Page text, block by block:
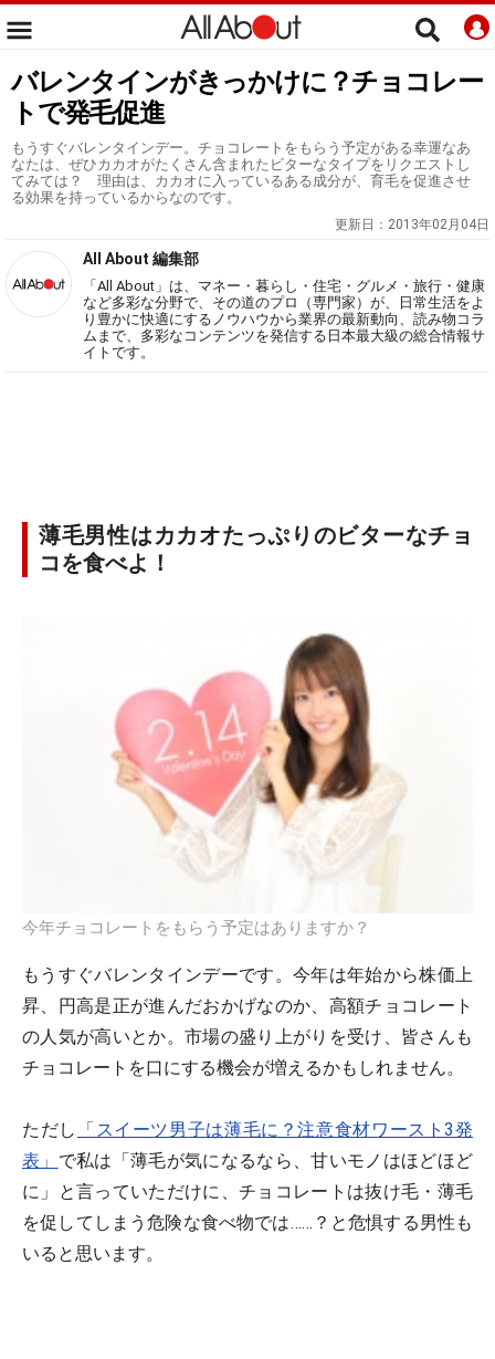
バレンタインがきっかけに？チョコレー
トで発毛促進
もうすぐバレンタインデー。チョコレートをもらう予定がある幸運なあ
なたは、ぜひカカオがたくさん含まれたビターなタイプをリクエストし
てみては？ 理由は、カカオに入っているある成分が、育毛を促進させ
る効果を持っているからなのです。
更新日： 2013年02月04日
All About 編集部
「All About」は、マネー・暮らし・住宅・グルメ・旅行・健康
など多彩な分野で、その道のプロ（専門家）が、日常生活をよ
り豊かに快適にするノウハウから業界の最新動向、読み物コラ
ムまで、多彩なコンテンツを発信する日本最大級の総合情報サ
イトです。
薄毛男性はカカオたっぷりのビターなチョ
コを食べよ！
今年チョコレートをもらう予定はありますか？
もうすぐバレンタインデーです。今年は年始から株価上
昇、円高是正が進んだおかげなのか、高額チョコレート
の人気が高いとか。市場の盛り上がりを受け、皆さんも
チョコレートを口にする機会が増えるかもしれません。
ただし
「スイーツ男子は薄毛に？注意食材ワースト3発
表」 で私は「薄毛が気になるなら、甘いモノはほどほど
に」と言っていただけに、チョコレートは抜け毛・薄毛
を促してしまう危険な食べ物では……？と危惧する男性も
いると思います。